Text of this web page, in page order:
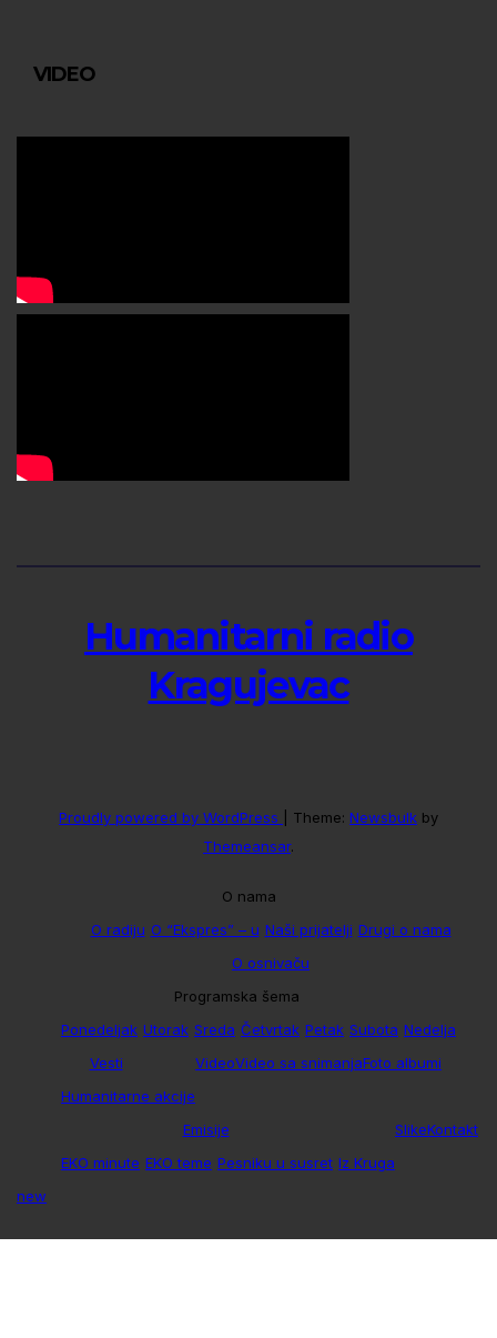
VIDEO
Humanitarni radio
Kragujevac
Proudly powered by WordPress Theme: Newsbulk by
Themeansar.
O nama
O radiju O “Ekspres” – u Naši prijatelji Drugi o nama
O osnivaču
Programska šema
Ponedeljak Utorak Sreda Četvrtak Petak Subota Nedelja
Vesti
Humanitarne akcije
VideoVideo sa snimanjaFoto albumi
Emisije
EKO minute EKO teme Pesniku u susret Iz Kruga
SlikeKontakt
new